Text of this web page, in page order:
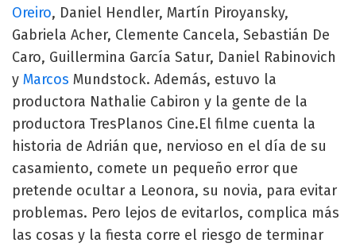
Oreiro, Daniel Hendler, Martín Piroyansky,
Gabriela Acher, Clemente Cancela, Sebastián De
Caro, Guillermina García Satur, Daniel Rabinovich
y Marcos Mundstock. Además, estuvo la
productora Nathalie Cabiron y la gente de la
productora TresPlanos Cine.El filme cuenta la
historia de Adrián que, nervioso en el día de su
casamiento, comete un pequeño error que
pretende ocultar a Leonora, su novia, para evitar
problemas. Pero lejos de evitarlos, complica más
las cosas y la fiesta corre el riesgo de terminar